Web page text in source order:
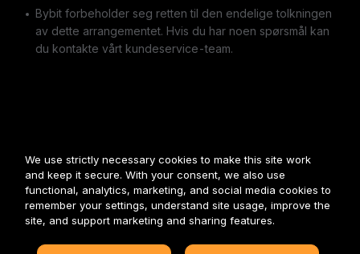
Bybit forbeholder seg retten til den endelige tolkningen
av dette arrangementet. Hvis du har noen spørsmål kan
du kontakte vårt kundeservice-team.
We use strictly necessary cookies to make this site work
and keep it secure. With your consent, we also use
functional, analytics, marketing, and social media cookies to
remember your settings, understand site usage, improve the
site, and support marketing and sharing features.